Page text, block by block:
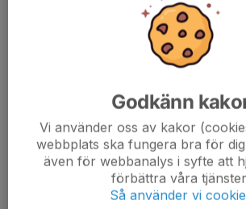
Godkänn
Vi använder oss av kakor
webbplats ska fungera bra för
även för webbanalys i syfte att
förbättra våra
Så använder vi